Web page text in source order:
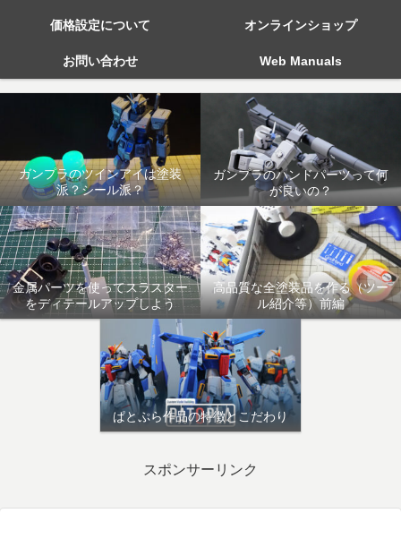
価格設定について オンラインショップ
お問い合わせ Web Manuals
ガンプラのツインアイは塗装
派？シール派？
ガンプラのハンドパーツって何
が良いの？
金属パーツを使ってスラスター
をディテールアップしよう
高品質な全塗装品を作る（ツー
ル紹介等）前編
ぱとぷら作品の特徴とこだわり
スポンサーリンク